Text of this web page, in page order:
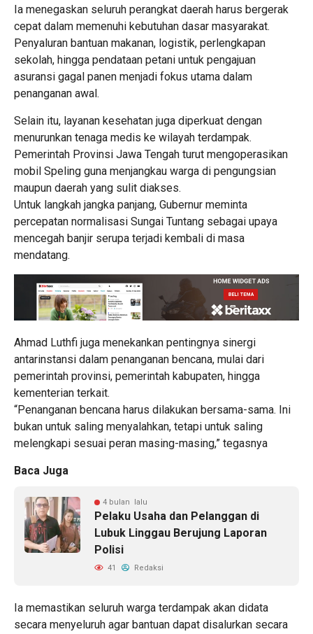
Ia menegaskan seluruh perangkat daerah harus bergerak
cepat dalam memenuhi kebutuhan dasar masyarakat.
Penyaluran bantuan makanan, logistik, perlengkapan
sekolah, hingga pendataan petani untuk pengajuan
asuransi gagal panen menjadi fokus utama dalam
penanganan awal.
Selain itu, layanan kesehatan juga diperkuat dengan
menurunkan tenaga medis ke wilayah terdampak.
Pemerintah Provinsi Jawa Tengah turut mengoperasikan
mobil Speling guna menjangkau warga di pengungsian
maupun daerah yang sulit diakses.
Untuk langkah jangka panjang, Gubernur meminta
percepatan normalisasi Sungai Tuntang sebagai upaya
mencegah banjir serupa terjadi kembali di masa
mendatang.
Ahmad Luthfi juga menekankan pentingnya sinergi
antarinstansi dalam penanganan bencana, mulai dari
pemerintah provinsi, pemerintah kabupaten, hingga
kementerian terkait.
“Penanganan bencana harus dilakukan bersama-sama. Ini
bukan untuk saling menyalahkan, tetapi untuk saling
melengkapi sesuai peran masing-masing,” tegasnya
Baca Juga
4 bulan lalu
Pelaku Usaha dan Pelanggan di
Lubuk Linggau Berujung Laporan
Polisi
41 Redaksi
Ia memastikan seluruh warga terdampak akan didata
secara menyeluruh agar bantuan dapat disalurkan secara